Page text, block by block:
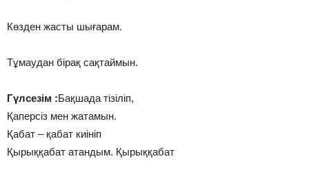
Көзден жасты шығарам.
Тұмаудан бірақ сақтаймын.
Гүлсезім :Бақшада тізіліп,
Қаперсіз мен жатамын.
Қабат – қабат киініп
Қырыққабат атандым. Қырыққабат